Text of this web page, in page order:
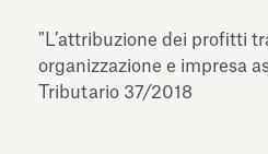
mostra Marmora Romana
ampliando gli spazi
dell’Antiquarium di Villa
Leggi tutto
"L’attribuzione dei profitti
organizzazione e impresa
Tributario 37/2018